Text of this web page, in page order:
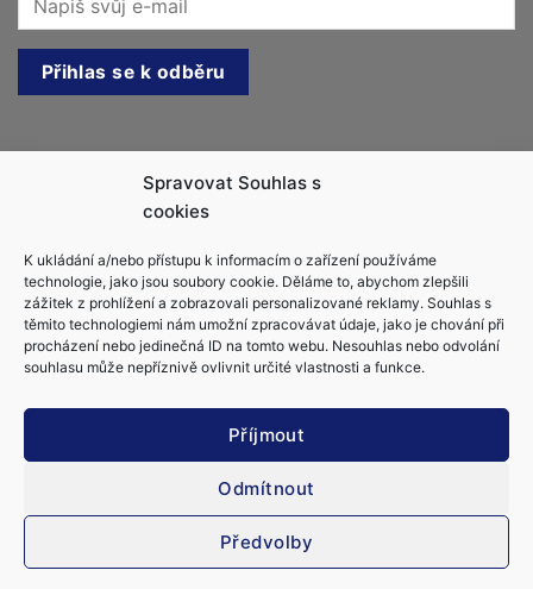
Spravovat Souhlas s
cookies
K ukládání a/nebo přístupu k informacím o zařízení používáme
technologie, jako jsou soubory cookie. Děláme to, abychom zlepšili
zážitek z prohlížení a zobrazovali personalizované reklamy. Souhlas s
těmito technologiemi nám umožní zpracovávat údaje, jako je chování při
procházení nebo jedinečná ID na tomto webu. Nesouhlas nebo odvolání
souhlasu může nepříznivě ovlivnit určité vlastnosti a funkce.
Příjmout
Odmítnout
Předvolby
info@jachtarka.cz
jachtarka@gmail.com
+420 605 220 553
Obchodní podmínky
Ochrana osobních údajů
Vše o kapitánských průkazech
Kapitánský průkaz MDČR C (Velitel námořní jachty C)
Řízení lodě bez průkazu
Kapitánské průkazy RYA